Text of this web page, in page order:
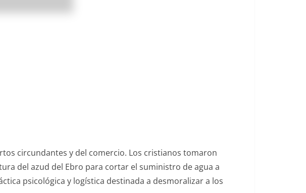
circundantes y del comercio. Los cristianos tomaron
del azud del Ebro para cortar el suministro de agua a
psicológica y logística destinada a desmoralizar a los